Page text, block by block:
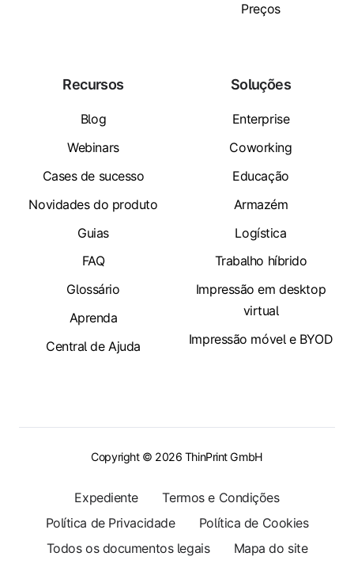
Preços
Recursos
Blog
Webinars
Cases de sucesso
Novidades do produto
Guias
FAQ
Glossário
Aprenda
Central de Ajuda
Soluções
Enterprise
Coworking
Educação
Armazém
Logística
Trabalho híbrido
Impressão em desktop
virtual
Impressão móvel e BYOD
Copyright © 2026 ThinPrint GmbH
Expediente
Termos e Condições
Política de Privacidade
Política de Cookies
Todos os documentos legais
Mapa do site